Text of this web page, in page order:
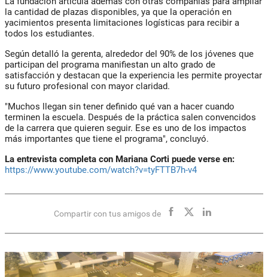
la cantidad de plazas disponibles, ya que la operación en
yacimientos presenta limitaciones logísticas para recibir a
todos los estudiantes.
Según detalló la gerenta, alrededor del 90% de los jóvenes que
participan del programa manifiestan un alto grado de
satisfacción y destacan que la experiencia les permite proyectar
su futuro profesional con mayor claridad.
"Muchos llegan sin tener definido qué van a hacer cuando
terminen la escuela. Después de la práctica salen convencidos
de la carrera que quieren seguir. Ese es uno de los impactos
más importantes que tiene el programa", concluyó.
La entrevista completa con Mariana Corti puede verse en:
https://www.youtube.com/watch?v=tyFTTB7h-v4
Compartir con tus amigos de